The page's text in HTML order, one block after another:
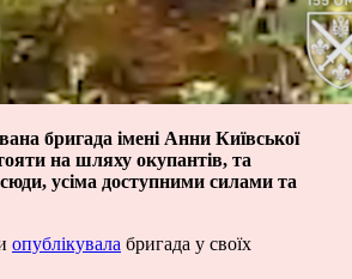
бригада імені Анни Київської
на шляху окупантів, та
усіма доступними силами та
опублікувала бригада у своїх